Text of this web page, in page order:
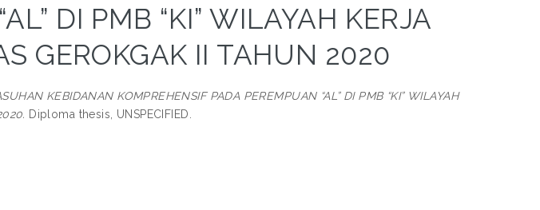
DI PMB “KI” WILAYAH KERJA
GEROKGAK II TAHUN 2020
KEBIDANAN KOMPREHENSIF PADA PEREMPUAN “AL” DI PMB “KI” WILAYAH
Diploma thesis, UNSPECIFIED.